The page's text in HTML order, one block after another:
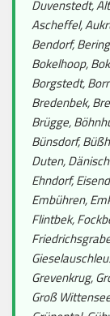
Duvenstedt,
Ascheffel,
Bendorf,
Bokelhoop,
Borgstedt,
Bredenbek,
Brügge,
Bünsdorf,
Duten,
Ehndorf,
Embühren,
Flintbek,
Grevenkrug,
Groß